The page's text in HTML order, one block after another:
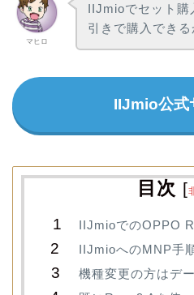
マヒロ
IIJmioでセット購
引きで購入できる
IIJmio公式
目次 [
IIJmioでのOPPO
IIJmioへのMNP手
機種変更の方はデ